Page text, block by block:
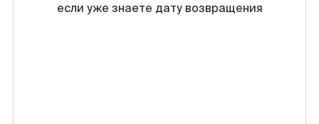
если уже знаете дату возвращения